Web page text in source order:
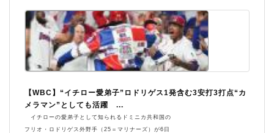
【WBC】“イチロー愛弟子”ロドリゲス1発含む3安打3打点“カ
メラマン”としても活躍 ...
イチローの愛弟子として知られるドミニカ共和国の
フリオ・ロドリゲス外野手（25＝マリナーズ）が6日